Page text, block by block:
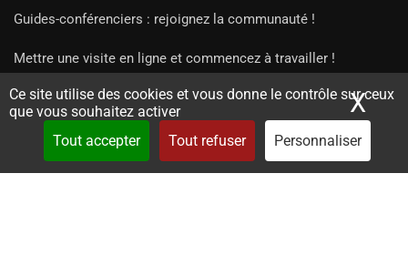
Ce site utilise des cookies et vous donne le contrôle sur ceux
que vous souhaitez activer
Tout accepter
Tout refuser Personnaliser
X
Guides-conférenciers : rejoignez la communauté !
Mettre une visite en ligne et commencez à travailler !